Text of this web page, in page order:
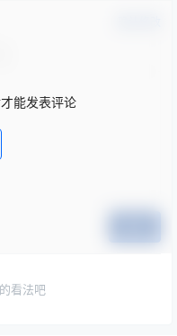
能发表评论
看法吧